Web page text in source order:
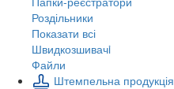
Роздільники
Показати всі
Швидкозшивачi
Файли
Штемпельна продукція